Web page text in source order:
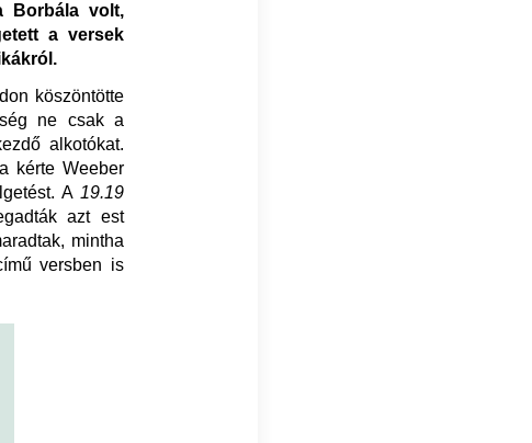
Borbála volt,
a versek
köszöntötte
ne csak a
alkotókat.
kérte Weeber
A 19.19
azt est
mintha
versben is